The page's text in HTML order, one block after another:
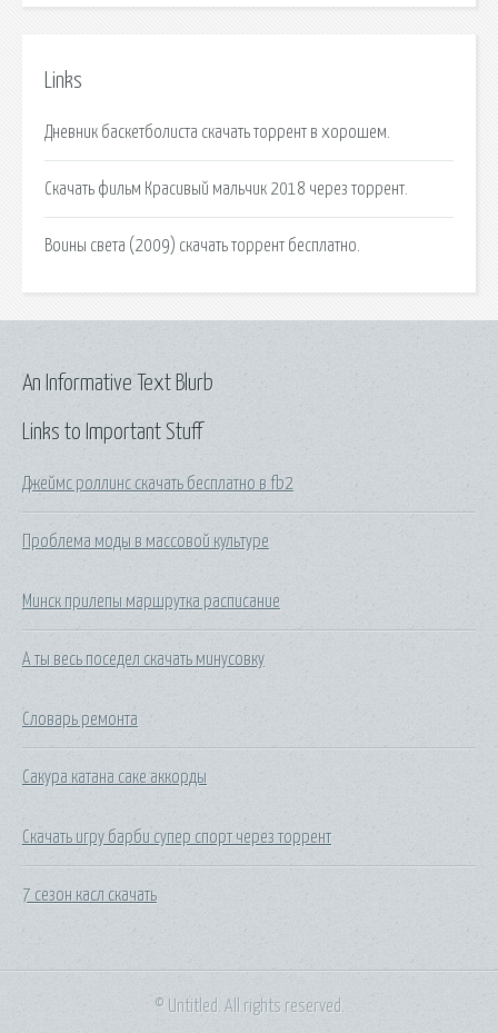
Links
Дневник баскетболиста скачать торрент в хорошем.
Скачать фильм Красивый мальчик 2018 через торрент.
Воины света (2009) скачать торрент бесплатно.
Links to Important Stuff
Джеймс роллинс скачать бесплатно в fb2
Проблема моды в массовой культуре
Минск прилепы маршрутка расписание
А ты весь поседел скачать минусовку
Словарь ремонта
Сакура катана саке аккорды
Скачать игру барби супер спорт через торрент
7 сезон касл скачать
An Informative Text Blurb
© Untitled. All rights reserved.